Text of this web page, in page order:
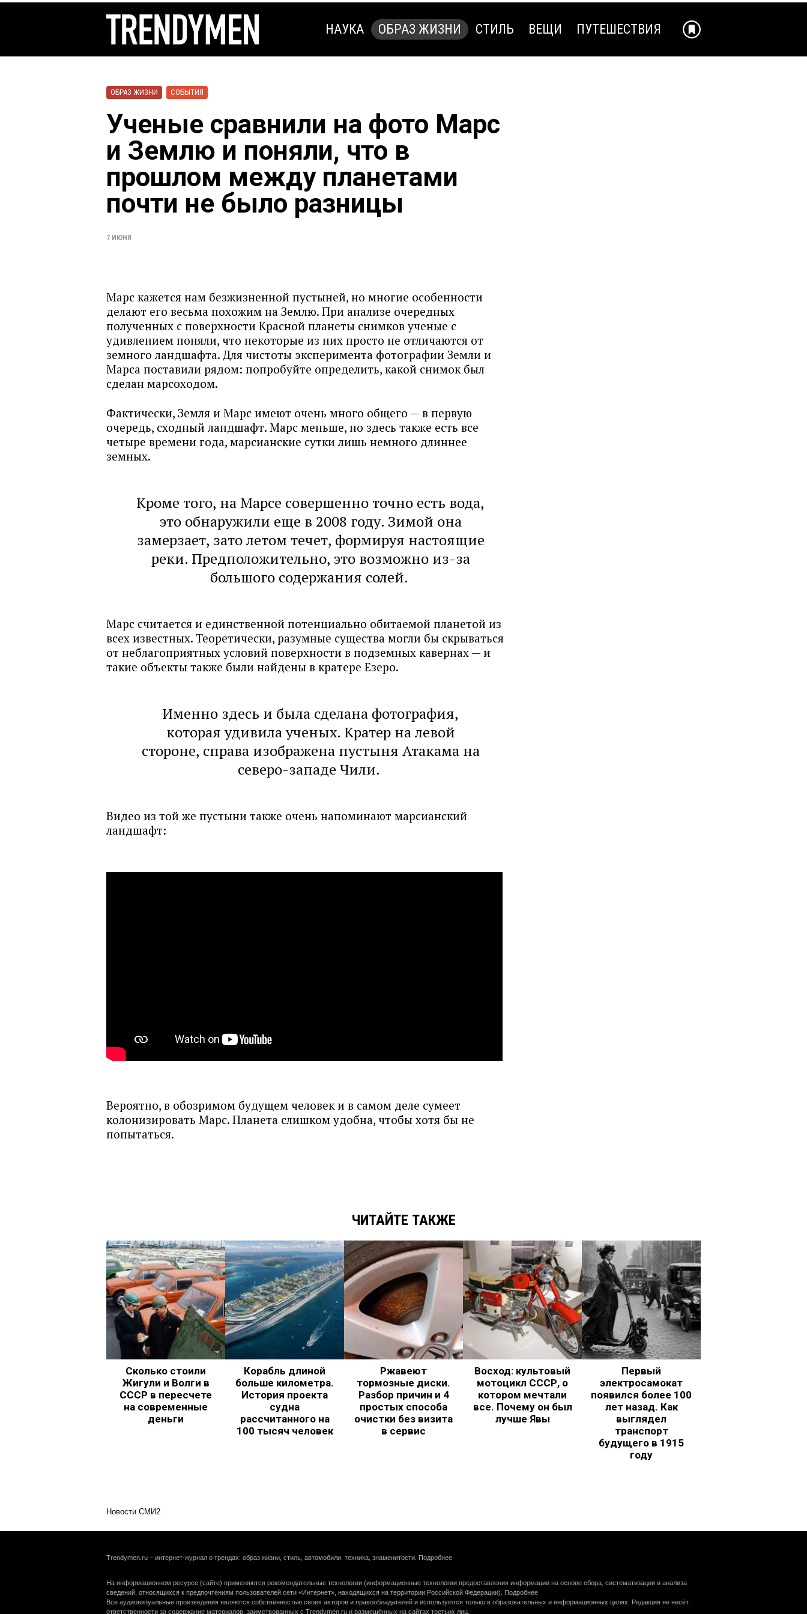
НАУКА ОБРАЗ ЖИЗНИ СТИЛЬ ВЕЩИ ПУТЕШЕСТВИЯ
ОБРАЗ ЖИЗНИ СОБЫТИЯ
Ученые сравнили на фото Марс
и Землю и поняли, что в
прошлом между планетами
почти не было разницы
7 ИЮНЯ
Марс кажется нам безжизненной пустыней, но многие особенности
делают его весьма похожим на Землю. При анализе очередных
полученных с поверхности Красной планеты снимков ученые с
удивлением поняли, что некоторые из них просто не отличаются от
земного ландшафта. Для чистоты эксперимента фотографии Земли и
Марса поставили рядом: попробуйте определить, какой снимок был
сделан марсоходом.
Фактически, Земля и Марс имеют очень много общего — в первую
очередь, сходный ландшафт. Марс меньше, но здесь также есть все
четыре времени года, марсианские сутки лишь немного длиннее
земных.
Кроме того, на Марсе совершенно точно есть вода,
это обнаружили еще в 2008 году. Зимой она
замерзает, зато летом течет, формируя настоящие
реки. Предположительно, это возможно из-за
большого содержания солей.
Марс считается и единственной потенциально обитаемой планетой из
всех известных. Теоретически, разумные существа могли бы скрываться
от неблагоприятных условий поверхности в подземных кавернах — и
такие объекты также были найдены в кратере Езеро.
Именно здесь и была сделана фотография,
которая удивила ученых. Кратер на левой
стороне, справа изображена пустыня Атакама на
северо-западе Чили.
Видео из той же пустыни также очень напоминают марсианский
ландшафт:
Вероятно, в обозримом будущем человек и в самом деле сумеет
колонизировать Марс. Планета слишком удобна, чтобы хотя бы не
попытаться.
ЧИТАЙТЕ ТАКЖЕ
Сколько стоили
Жигули и Волги в
СССР в пересчете
на современные
деньги
Корабль длиной
больше километра.
История проекта
судна
рассчитанного на
100 тысяч человек
Ржавеют
тормозные диски.
Разбор причин и 4
простых способа
очистки без визита
в сервис
Восход: культовый
мотоцикл СССР, о
котором мечтали
все. Почему он был
лучше Явы
Первый
электросамокат
появился более 100
лет назад. Как
выглядел
транспорт
будущего в 1915
году
Новости СМИ2
Trendymen.ru – интернет-журнал о трендах: образ жизни, стиль, автомобили, техника, знаменитости. Подробнее
На информационном ресурсе (сайте) применяются рекомендательные технологии (информационные технологии предоставления информации на основе сбора, систематизации и анализа
сведений, относящихся к предпочтениям пользователей сети «Интернет», находящихся на территории Российской Федерации). Подробнее
Все аудиовизуальные произведения являются собственностью своих авторов и правообладателей и используются только в образовательных и информационных целях. Редакция не несёт
ответственности за содержание материалов, заимствованных с Trendymen.ru и размещённых на сайтах третьих лиц.